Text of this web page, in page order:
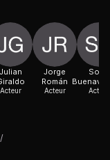
/
Julian
Acteur
Jorge
Román
Acteur
Sofia
Acteur